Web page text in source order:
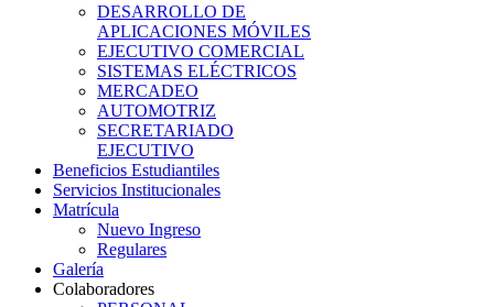
DESARROLLO DE
APLICACIONES MÓVILES
EJECUTIVO COMERCIAL
SISTEMAS ELÉCTRICOS
MERCADEO
AUTOMOTRIZ
SECRETARIADO
EJECUTIVO
Beneficios Estudiantiles
Servicios Institucionales
Matrícula
Nuevo Ingreso
Regulares
Galería
Colaboradores